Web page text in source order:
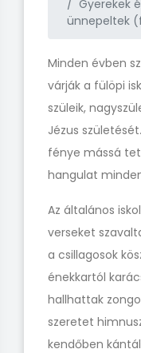
Gyerekek
ünnepeltek
Minden évben
várják a fülöpi
szüleik,
Jézus
fénye mássá
hangulat
Az általános
verseket
a csillagosok
énekkartól
hallhattak
szeretet
kendőben